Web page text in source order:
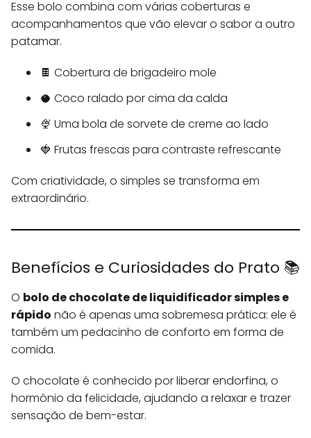
Esse bolo combina com várias coberturas e
acompanhamentos que vão elevar o sabor a outro
patamar.
🍫 Cobertura de brigadeiro mole
🥥 Coco ralado por cima da calda
🍨 Uma bola de sorvete de creme ao lado
🍓 Frutas frescas para contraste refrescante
Com criatividade, o simples se transforma em
extraordinário.
Benefícios e Curiosidades do Prato 📚
O bolo de chocolate de liquidificador simples e
rápido não é apenas uma sobremesa prática: ele é
também um pedacinho de conforto em forma de
comida.
O chocolate é conhecido por liberar endorfina, o
hormônio da felicidade, ajudando a relaxar e trazer
sensação de bem-estar.